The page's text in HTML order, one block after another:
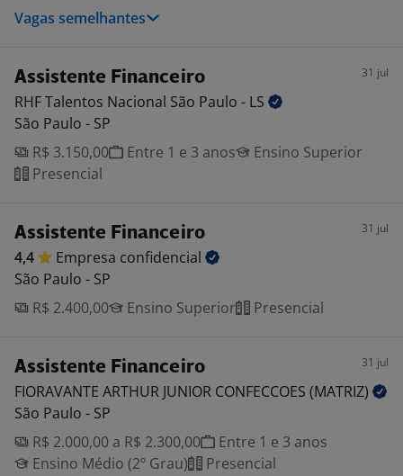
Vagas semelhantes
Assistente Financeiro 31 jul
RHF Talentos Nacional São Paulo - LS
São Paulo - SP
R$ 3.150,00
Entre 1 e 3 anos
Ensino Superior
Presencial
Assistente Financeiro 31 jul
4,4 Empresa confidencial
São Paulo - SP
R$ 2.400,00
Ensino Superior Presencial
Assistente Financeiro 31 jul
FIORAVANTE ARTHUR JUNIOR CONFECCOES (MATRIZ)
São Paulo - SP
R$ 2.000,00 a R$ 2.300,00
Entre 1 e 3 anos
Ensino Médio (2º Grau)
Presencial